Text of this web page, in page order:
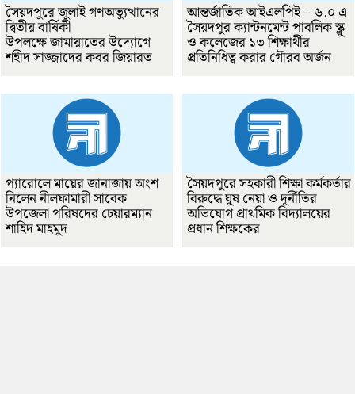
সৈয়দপুরে জুলাই গণঅভ্যুত্থানের
দ্বিতীয় বার্ষিকী
উপলক্ষে জামায়াতের উদ্যোগে
শহীদ সাজ্জাদের কবর জিয়ারত
আন্তর্জাতিক আইএলপিই – ৬.০ এ
সৈয়দপুর ক্যান্টনমেন্ট পাবলিক স্ক্লু
ও কলেজের ১৩ শিক্ষার্থীর
প্রতিনিধিত্ব করার গৌরব অর্জন
প্যারোলে মায়ের জানাজায় অংশ
নিলেন নীলফামারী সাবেক
উপজেলা পরিষদের চেয়ারম্যান
শাহিদ মাহমুদ
সৈয়দপুরে সহকারী শিক্ষা কর্মকর্তার
বিরুদ্ধে ঘুষ নেয়া ও দূর্নীতির
অভিযোগ প্রাথমিক বিদ্যালয়ের
প্রধান শিক্ষকের